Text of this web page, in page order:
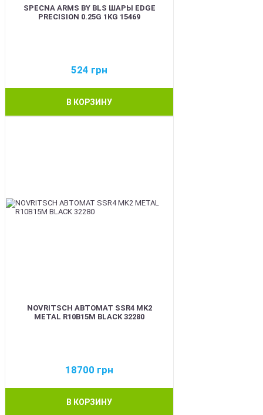
SPECNA ARMS BY BLS ШАРЫ EDGE
PRECISION 0.25G 1KG 15469
524 грн
В КОРЗИНУ
NOVRITSCH АВТОМАТ SSR4 MK2
METAL R10B15M BLACK 32280
18700 грн
В КОРЗИНУ